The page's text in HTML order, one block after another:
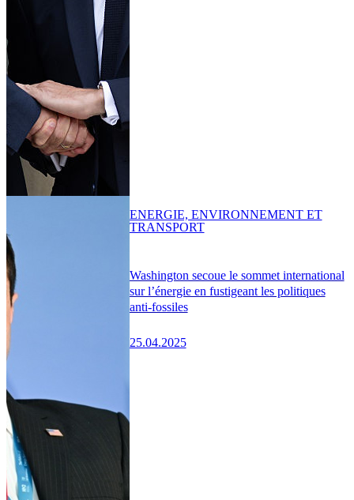
Washington secoue le sommet international
sur l’énergie en fustigeant les politiques
anti-fossiles
25.04.2025
ENERGIE, ENVIRONNEMENT ET
TRANSPORT